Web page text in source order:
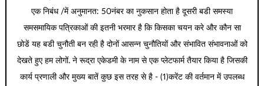
एक निबंध /में अनुमानत: 50नंबर का नुकसान होता है दूसरी बडी समस्या
समसमायिक पत्रिकाओं की इतनी भरमार है कि किसका चयन करे और कौन सा
छोडें यह बडी चुनौती बन रही है दोनों आसन्न चुनौतियों और संभावित संभावनाओं को
देखते हुए हम लोगों. ने रूद्रा एकेडमी के नाम से एक प्लेटफार्म तैयार किया है जिसकी
कार्य प्रणाली और मुख्य बातें कुछ इस तरह से है - (1)करेंट की वर्तमान में उपलब्ध